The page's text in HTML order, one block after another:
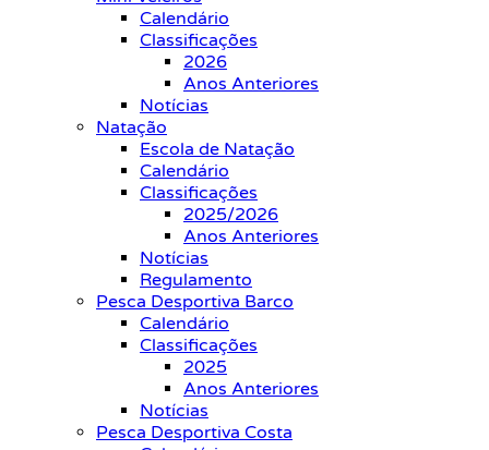
Calendário
Classificações
2026
Anos Anteriores
Notícias
Natação
Escola de Natação
Calendário
Classificações
2025/2026
Anos Anteriores
Notícias
Regulamento
Pesca Desportiva Barco
Calendário
Classificações
2025
Anos Anteriores
Notícias
Pesca Desportiva Costa